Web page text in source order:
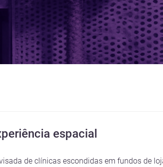
espacial
de clínicas escondidas em fundos de